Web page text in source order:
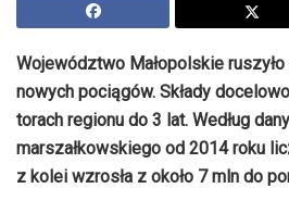
Województwo Małopolskie
nowych pociągów. Składy
torach regionu do 3 lat. Według
marszałkowskiego od 2014 roku
z kolei wzrosła z około 7 mln do